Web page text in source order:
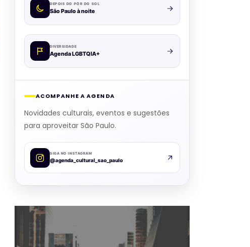
DEPOIS DO PÔR DO SOL
São Paulo à noite
DIVERSIDADE
Agenda LGBTQIA+
ACOMPANHE A AGENDA
Novidades culturais, eventos e sugestões
para aproveitar São Paulo.
SIGA NO INSTAGRAM
@agenda_cultural_sao_paulo